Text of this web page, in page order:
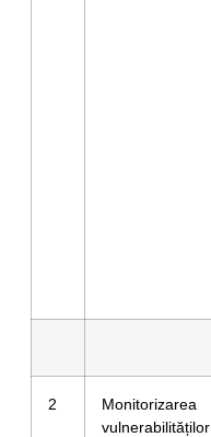
2
Monitorizarea
vulnerabilităților